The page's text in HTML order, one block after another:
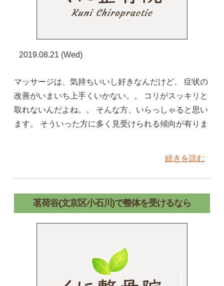
2019.08.21 (Wed)
マッサージは、気持ちいいし好きなんだけど、 症状の
改善がいまいち上手くいかない。。 コリがスッキリと
取れないんだよね。。 そんな方、いらっしゃると思い
ます。 そういった方に多く見受けられる傾向が有りま
続きを読む
茗荷谷(文京区小石川)で整体を受けるなら